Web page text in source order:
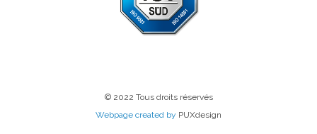
© 2022 Tous droits réservés
Webpage created by PUXdesign